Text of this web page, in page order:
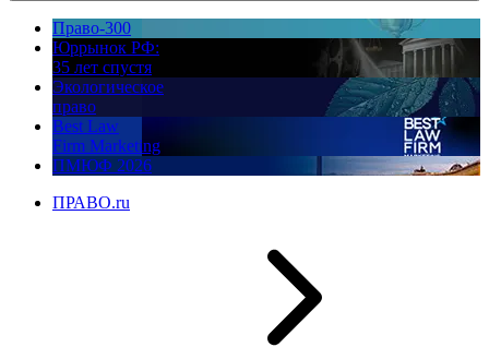
Право-300
Юррынок РФ:
35 лет спустя
Экологическое
право
Best Law
Firm Marketing
ПМЮФ 2026
ПРАВО.ru